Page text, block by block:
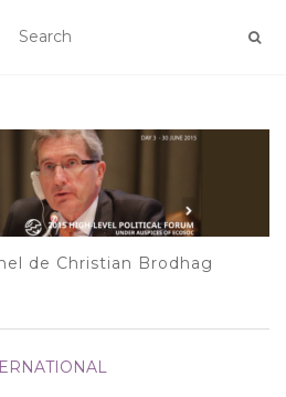
NAVIGATION
de Christian Brodhag